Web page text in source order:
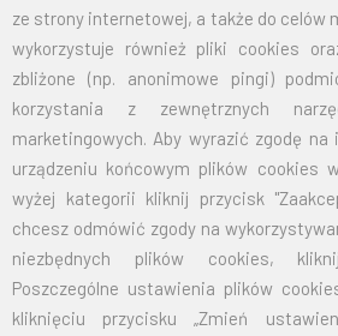
ze strony internetowej, a także do celów
wykorzystuje również pliki cookies
zbliżone (np. anonimowe pingi)
korzystania z zewnętrznych
marketingowych. Aby wyrazić zgodę
urządzeniu końcowym plików cookies
wyżej kategorii kliknij przycisk
chcesz odmówić zgody na
niezbędnych plików cookies,
Poszczególne ustawienia plików
kliknięciu przycisku „Zmień